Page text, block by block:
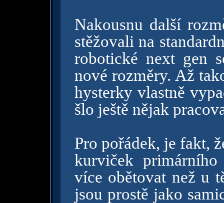
Nakousnu další
stěžovali na
robotické next gen
nové rozměry. Až
hysterky vlastně
šlo ještě nějak
Pro pořádek, je fakt,
kurviček
více obětovat než u
jsou prostě jako